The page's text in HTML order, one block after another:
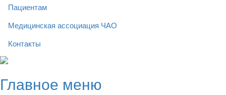
Пациентам
Медицинская ассоциация ЧАО
Контакты
Skip
content
Главное меню